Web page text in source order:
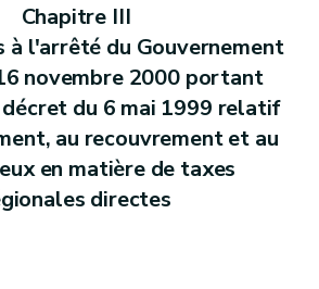
Chapitre III
à l'arrêté du Gouvernement
novembre 2000 portant
du 6 mai 1999 relatif
au recouvrement et au
en matière de taxes
directes